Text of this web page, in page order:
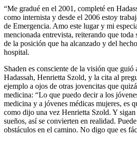
“Me gradué en el 2001, completé en
como internista y desde el 2006 estoy
de Emergencia. Amo este lugar y mi
mencionada entrevista, reiterando que toda
de la posición que ha alcanzado y del
hospital.
Shaden es consciente de la visión que guió
Hadassah, Henrietta Szold, y la cita al
ejemplo a ojos de otras jovencitas que
medicina: “Lo que puedo decir a los
medicina y a jóvenes médicas mujeres, es
como dijo una vez Henrietta Szold. Y sigan
sueños, así se convierten en realidad.
obstáculos en el camino. No digo que es